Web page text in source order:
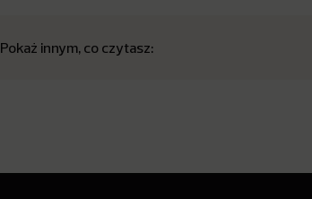
Pokaż innym, co czytasz: